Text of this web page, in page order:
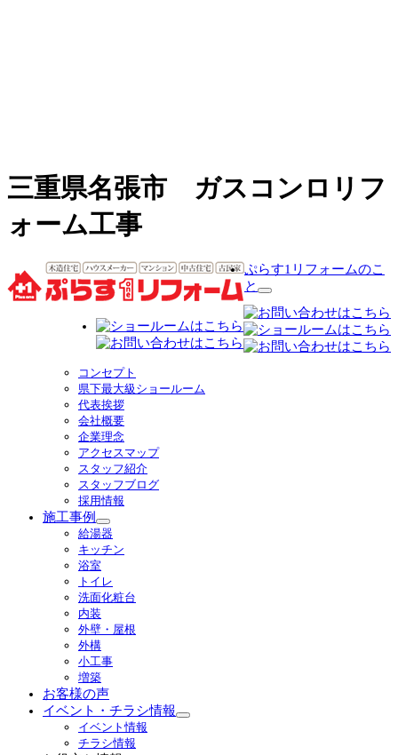
三重県名張市 ガスコンロリフ
ォーム工事
ぷらす1リフォームのこ
と
サ
ブ
メ
ニ
コンセプト
県下最大級ショールーム
代表挨拶
会社概要
企業理念
アクセスマップ
スタッフ紹介
スタッフブログ
採用情報
施工事例
サ
ブ
ニ
ュ
開
給湯器
キッチン
浴室
トイレ
洗面化粧台
内装
外壁・屋根
外構
小工事
増築
お客様の声
イベント・チラシ情報
サ
イベント情報
チラシ情報